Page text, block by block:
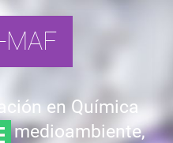
MAF
en Química
medioambiente,